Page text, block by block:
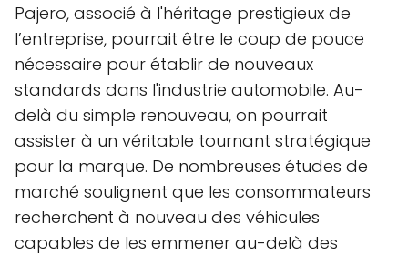
Pajero, associé à l'héritage prestigieux de
l’entreprise, pourrait être le coup de pouce
nécessaire pour établir de nouveaux
standards dans l'industrie automobile. Au-
delà du simple renouveau, on pourrait
assister à un véritable tournant stratégique
pour la marque. De nombreuses études de
marché soulignent que les consommateurs
recherchent à nouveau des véhicules
capables de les emmener au-delà des